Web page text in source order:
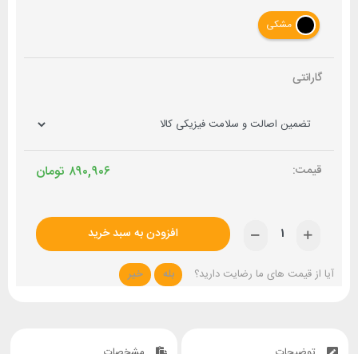
مشکی
گارانتی
تومان ۸۹۰,۹۰۶
افزودن به سبد خرید
آیا از قیمت های ما رضایت دارید؟ بله خیر